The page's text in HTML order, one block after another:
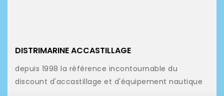
DISTRIMARINE ACCASTILLAGE
depuis 1998 la référence incontournable du
discount d'accastillage et d'équipement nautique